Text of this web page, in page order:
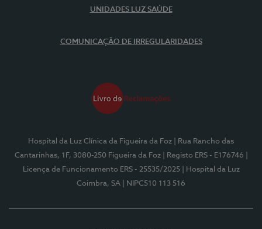
UNIDADES LUZ SAÚDE
COMUNICAÇÃO DE IRREGULARIDADES
Hospital da Luz Clínica da Figueira da Foz
| Rua Rancho das
Cantarinhas, 1F, 3080-250 Figueira da Foz
| Registo ERS - E176746
Licença de Funcionamento ERS - 25535/2025
| Hospital da Luz
Coimbra, SA
| NIPC510 113 516